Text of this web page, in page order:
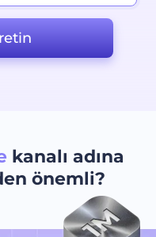
kanalı adına
önemli?